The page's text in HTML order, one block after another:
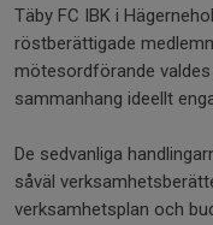
Täby FC IBK i
röstberättigade
mötesordförande
sammanhang ideellt
De sedvanliga
såväl
verksamhetsplan och